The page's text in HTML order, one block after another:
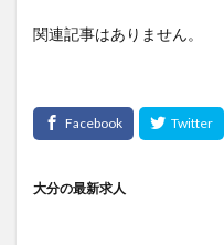
関連記事はありません。
大分の最新求人